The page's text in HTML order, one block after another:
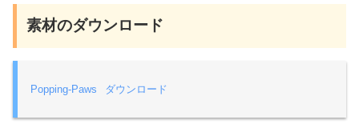
素材のダウンロード
Popping-Paws ダウンロード